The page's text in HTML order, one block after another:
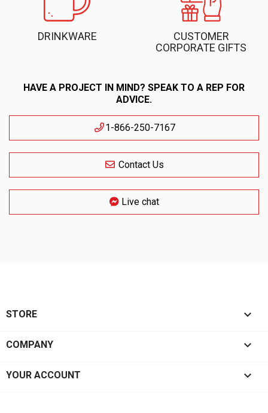
DRINKWARE
CUSTOMER
CORPORATE GIFTS
HAVE A PROJECT IN MIND? SPEAK TO A REP FOR
ADVICE.
1-866-250-7167
Contact Us
Live chat
STORE 
COMPANY 
YOUR ACCOUNT 